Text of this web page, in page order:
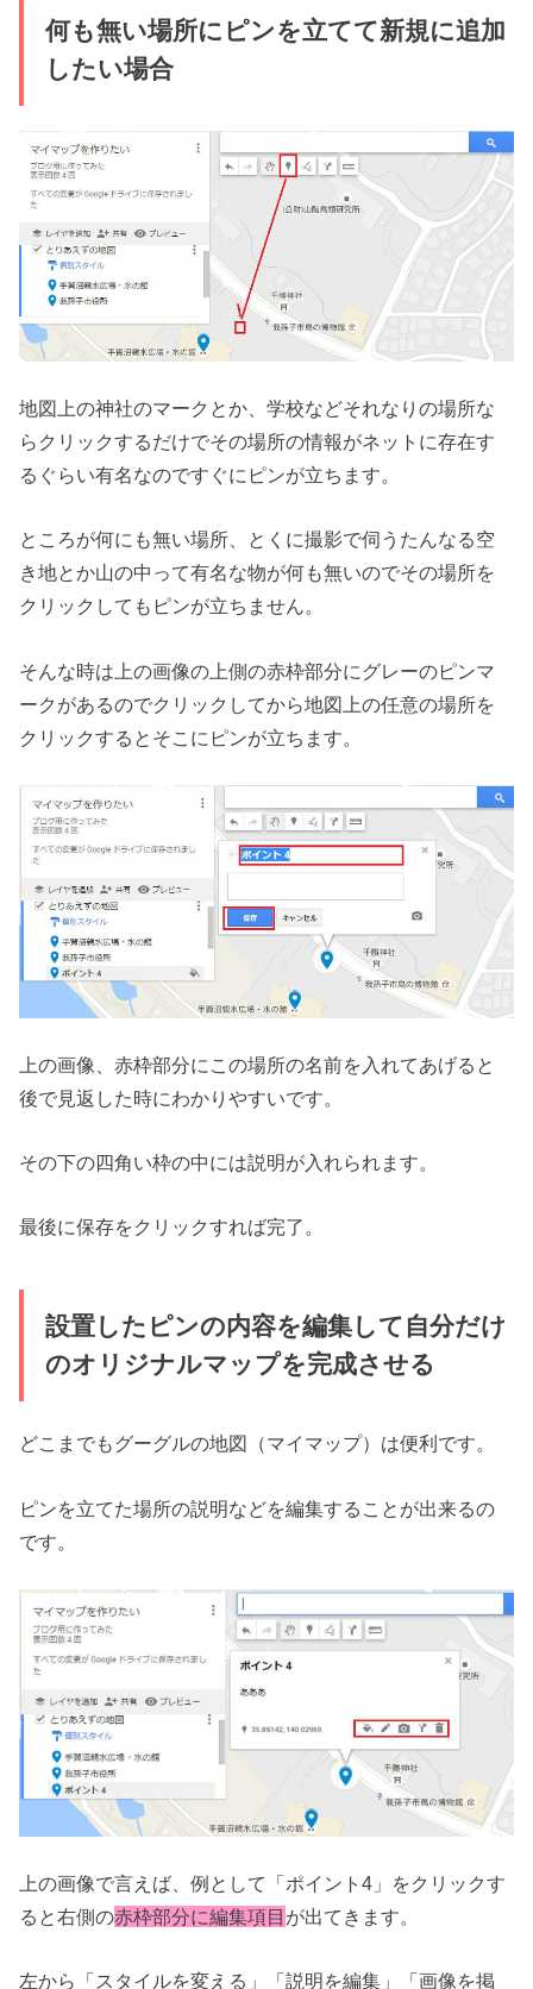
何も無い場所にピンを立てて新規に追加
したい場合
地図上の神社のマークとか、学校などそれなりの場所な
らクリックするだけでその場所の情報がネットに存在す
るぐらい有名なのですぐにピンが立ちます。
ところが何にも無い場所、とくに撮影で伺うたんなる空
き地とか山の中って有名な物が何も無いのでその場所を
クリックしてもピンが立ちません。
そんな時は上の画像の上側の赤枠部分にグレーのピンマ
ークがあるのでクリックしてから地図上の任意の場所を
クリックするとそこにピンが立ちます。
上の画像、赤枠部分にこの場所の名前を入れてあげると
後で見返した時にわかりやすいです。
その下の四角い枠の中には説明が入れられます。
最後に保存をクリックすれば完了。
設置したピンの内容を編集して自分だけ
のオリジナルマップを完成させる
どこまでもグーグルの地図（マイマップ）は便利です。
ピンを立てた場所の説明などを編集することが出来るの
です。
上の画像で言えば、例として「ポイント4」をクリックす
ると右側の赤枠部分に編集項目 が出てきます。
左から「スタイルを変える」「説明を編集」「画像を掲